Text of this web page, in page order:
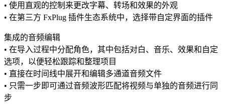
• 使用直观的控制来更改字幕、转场和效果的外观
• 在第三方 FxPlug 插件生态系统中，选择带自定界面的插件
集成的音频编辑
• 在导入过程中分配角色，其中包括对白、音乐、效果和自定
选项，以便轻松跟踪和整理项目
• 直接在时间线中展开和编辑多通道音频文件
• 只需一步即可通过音频波形匹配将视频与单独的音频进行同
步